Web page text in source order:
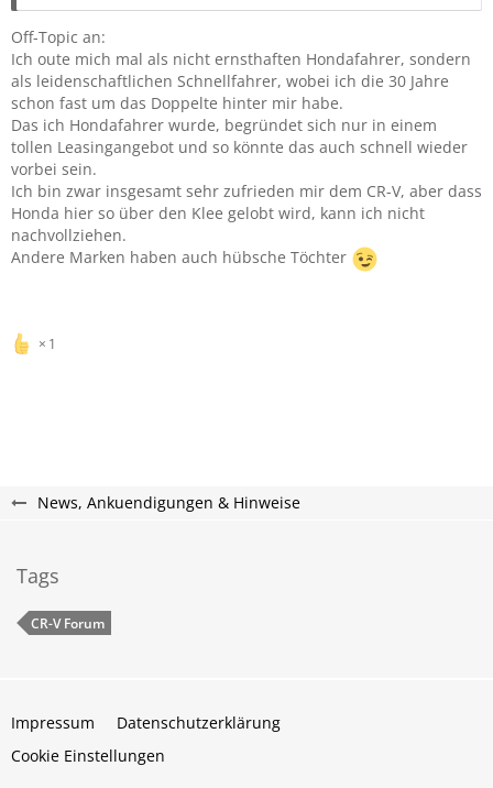
Off-Topic an:
Ich oute mich mal als nicht ernsthaften Hondafahrer, sondern
als leidenschaftlichen Schnellfahrer, wobei ich die 30 Jahre
schon fast um das Doppelte hinter mir habe.
Das ich Hondafahrer wurde, begründet sich nur in einem
tollen Leasingangebot und so könnte das auch schnell wieder
vorbei sein.
Ich bin zwar insgesamt sehr zufrieden mir dem CR-V, aber dass
Honda hier so über den Klee gelobt wird, kann ich nicht
nachvollziehen.
Andere Marken haben auch hübsche Töchter
1
News, Ankuendigungen & Hinweise
Tags
CR-V Forum
Impressum
Datenschutzerklärung
Cookie Einstellungen